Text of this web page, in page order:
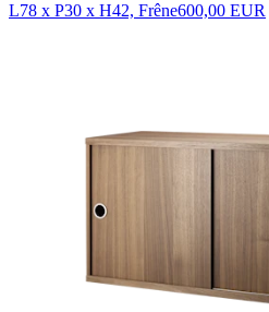
L78 x P30 x H42, Frêne600,00 EUR